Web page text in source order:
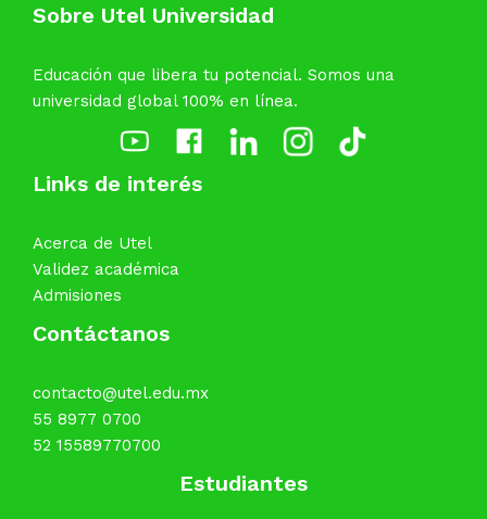
Sobre Utel Universidad
Educación que libera tu potencial. Somos una
universidad global 100% en línea.
Links de interés
Acerca de Utel
Validez académica
Admisiones
Contáctanos
contacto@utel.edu.mx
55 8977 0700
52 15589770700
Estudiantes